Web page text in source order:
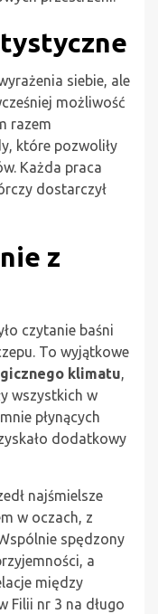
siebie, ale
możliwość
razem
które pozwoliły
Każda praca
dostarczył
z
czytanie baśni
To wyjątkowe
klimatu,
wszystkich w
płynących
dodatkowy
najśmielsze
w oczach, z
spędzony
a
między
Filii nr 3 na długo